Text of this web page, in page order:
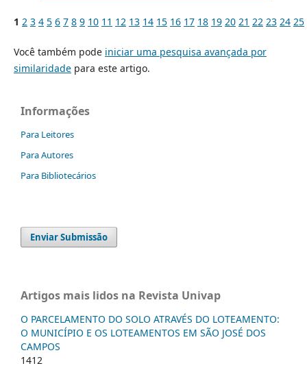
1 2 3 4 5 6 7 8 9 10 11 12 13 14 15 16 17 18 19 20 21 22 23 24 25
Você também pode iniciar uma pesquisa avançada por
similaridadepara este artigo.
Informações
Para Leitores
Para Autores
Para Bibliotecários
Enviar Submissão
Artigos mais lidos na Revista Univap
O PARCELAMENTO DO SOLO ATRAVÉS DO LOTEAMENTO:
O MUNICÍPIO E OS LOTEAMENTOS EM SÃO JOSÉ DOS
CAMPOS
1412